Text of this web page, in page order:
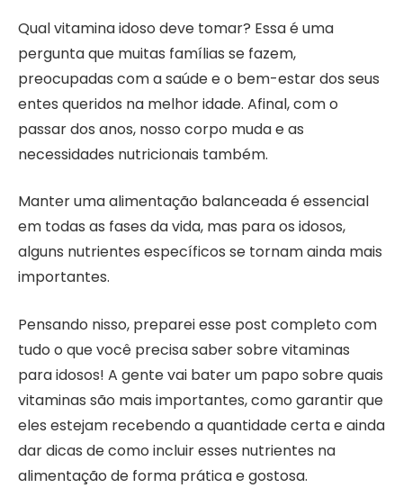
Qual vitamina idoso deve tomar? Essa é uma
pergunta que muitas famílias se fazem,
preocupadas com a saúde e o bem-estar dos seus
entes queridos na melhor idade. Afinal, com o
passar dos anos, nosso corpo muda e as
necessidades nutricionais também.
Manter uma alimentação balanceada é essencial
em todas as fases da vida, mas para os idosos,
alguns nutrientes específicos se tornam ainda mais
importantes.
Pensando nisso, preparei esse post completo com
tudo o que você precisa saber sobre vitaminas
para idosos! A gente vai bater um papo sobre quais
vitaminas são mais importantes, como garantir que
eles estejam recebendo a quantidade certa e ainda
dar dicas de como incluir esses nutrientes na
alimentação de forma prática e gostosa.